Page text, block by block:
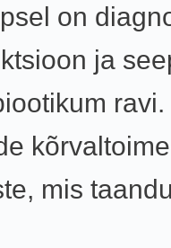
on
ja
ravi.
mis